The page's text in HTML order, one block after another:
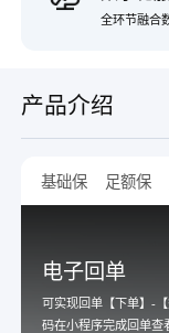
全环节融合
产品介绍
基础保 足额保
电子回单
可实现回单【下单】-
码在小程序完成回单查